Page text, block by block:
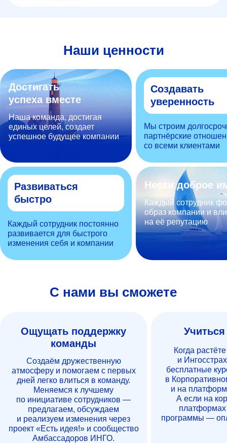
Наши ценности
Развиваться
быстро
Каждый сотрудник постоянно
развивается для быстрого
изменения себя и компании
Достигать
успеха вместе
Наша команда, достигая
единых целей, создает
успешное будущее компании
Нести доброе
Каждый сотрудник
образ компании и
на её репутацию
Создавать
уверенность
Мы строим
партнёрские
со всеми клиентами
С нами вы сможете
Ощущать поддержку
команды
Создаём дружественную
атмосферу и помогаем с первых
дней легко влиться в команду.
Меняемся к лучшему
по инициативе сотрудников —
предлагаем, обсуждаем
и реализуем изменения через
проект «Есть идея!» и сообщество
Амбассадоров ИНГО.
Когда
и
бесплатные
в
и на
А если на
программы —